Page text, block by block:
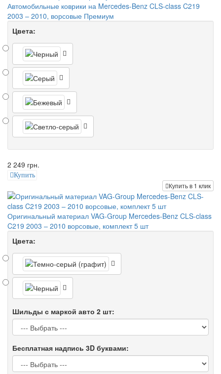
Автомобильные коврики на Mercedes-Benz CLS-class C219
2003 – 2010, ворсовые Премиум
Цвета:
2 249 грн.
Купить
Купить в 1 клик
Оригинальный материал VAG-Group Mercedes-Benz CLS-class
C219 2003 – 2010 ворсовые, комплект 5 шт
Цвета:
Шильды с маркой авто 2 шт:
Бесплатная надпись 3D буквами: